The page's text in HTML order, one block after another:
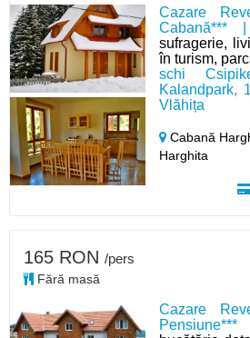
Cazare
Cabană***
sufragerie,
în turism,
schi
Kalandpark,
Vlăhița
Cabană
Harghita
Cazare
165 RON /pers
Fără masă